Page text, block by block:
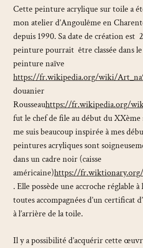
Cette peinture acrylique sur toile a
mon atelier d’Angoulême en
depuis 1990. Sa date de création est
peinture pourrait être classée dans le
peinture naïve
https://fr.wikipedia.org/wiki/
douanier
Rousseauhttps://fr.wikipedia.org/
fut le chef de file au début du
me suis beaucoup inspirée à mes
peintures acryliques sont
dans un cadre noir (caisse
américaine)https://fr.wiktionary.org/
. Elle possède une accroche réglable
toutes accompagnées d’un certificat
à l’arrière de la toile.
Il y a possibilité d’acquérir cette